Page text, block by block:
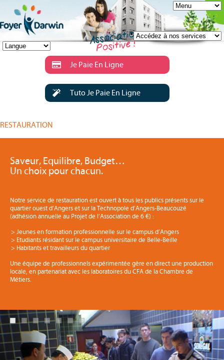
Je Paie En Ligne
Tuto Je Paie En Ligne
RESTAURATION
Saveur, Equilibre, Budget…
Un choix pour chacun.
Notre service de restauration est ouvert à tous les publics présents sur le
quartier ouest d’Angers et sur la Technopole d’Angers-Beaucouzé
(adhésion annuelle au Projet de l’Association de 6 €) :
Jeunes en formation professionnelle sur le campus d’Angers
Etudiants résidant sur le campus universitaire de Belle-Beille
Habitants et travailleurs du quartier
Une équipe de professionnels expérimentée gère en direct une production
locale, en partenariat avec les laboratoires du CFA de la Chambre de
Métiers.